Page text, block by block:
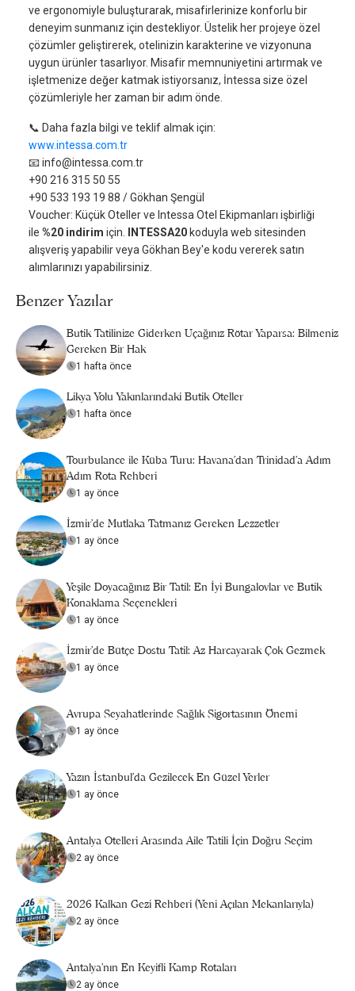
ve ergonomiyle buluşturarak, misafirlerinize konforlu bir
deneyim sunmanız için destekliyor. Üstelik her projeye özel
çözümler geliştirerek, otelinizin karakterine ve vizyonuna
uygun ürünler tasarlıyor. Misafir memnuniyetini artırmak ve
işletmenize değer katmak istiyorsanız, İntessa size özel
çözümleriyle her zaman bir adım önde.
📞 Daha fazla bilgi ve teklif almak için:
www.intessa.com.tr
📧info@intessa.com.tr
+90 216 315 50 55
+90 533 193 19 88 / Gökhan Şengül
Voucher: Küçük Oteller ve Intessa Otel Ekipmanları işbirliği
ile %20 indirim için. INTESSA20 koduyla web sitesinden
alışveriş yapabilir veya Gökhan Bey'e kodu vererek satın
alımlarınızı yapabilirsiniz.
Benzer Yazılar
Butik Tatilinize Giderken Uçağınız Rötar Yaparsa: Bilmeniz
Gereken Bir Hak
1 hafta önce
Likya Yolu Yakınlarındaki Butik Oteller
1 hafta önce
Tourbulance ile Küba Turu: Havana'dan Trinidad'a Adım
Adım Rota Rehberi
1 ay önce
İzmir'de Mutlaka Tatmanız Gereken Lezzetler
1 ay önce
Yeşile Doyacağınız Bir Tatil: En İyi Bungalovlar ve Butik
Konaklama Seçenekleri
1 ay önce
İzmir'de Bütçe Dostu Tatil: Az Harcayarak Çok Gezmek
1 ay önce
Avrupa Seyahatlerinde Sağlık Sigortasının Önemi
1 ay önce
Yazın İstanbul'da Gezilecek En Güzel Yerler
1 ay önce
Antalya Otelleri Arasında Aile Tatili İçin Doğru Seçim
2 ay önce
2026 Kalkan Gezi Rehberi (Yeni Açılan Mekanlarıyla)
2 ay önce
Antalya’nın En Keyifli Kamp Rotaları
2 ay önce